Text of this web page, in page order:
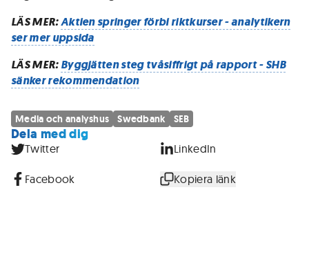
LÄS MER:Aktien springer förbi riktkurser - analytikern
ser mer uppsida
LÄS MER:Byggjätten steg tvåsiffrigt på rapport - SHB
sänker rekommendation
Media och analyshus Swedbank SEB
Dela med dig
Twitter LinkedIn
Facebook Kopiera länk